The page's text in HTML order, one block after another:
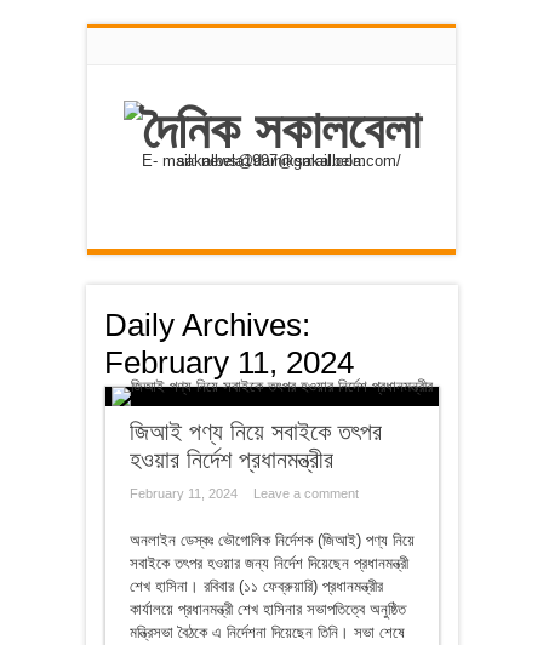
E- mail: news@dainiksakalbela.com/ sakalbela1997@gmail.com
Daily Archives:
February 11, 2024
জিআই পণ্য নিয়ে সবাইকে তৎপর
হওয়ার নির্দেশ প্রধানমন্ত্রীর
February 11, 2024 Leave a comment
অনলাইন ডেস্কঃ ভৌগোলিক নির্দেশক (জিআই) পণ্য নিয়ে
সবাইকে তৎপর হওয়ার জন্য নির্দেশ দিয়েছেন প্রধানমন্ত্রী
শেখ হাসিনা। রবিবার (১১ ফেব্রুয়ারি) প্রধানমন্ত্রীর
কার্যালয়ে প্রধানমন্ত্রী শেখ হাসিনার সভাপতিত্বে অনুষ্ঠিত
মন্ত্রিসভা বৈঠকে এ নির্দেশনা দিয়েছেন তিনি। সভা শেষে